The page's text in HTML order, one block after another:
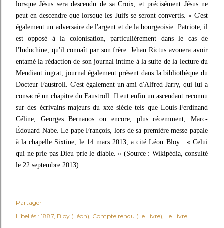
Partager
Libellés : 1887 Bloy (Léon) Compte rendu (Le Livre) Le Livre